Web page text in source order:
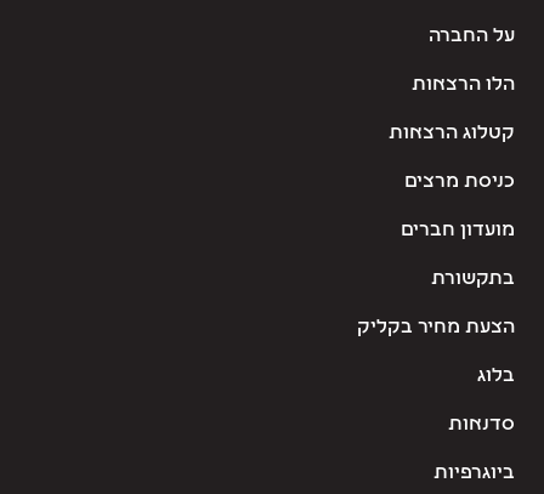
על החברה
הלו הרצאות
קטלוג הרצאות
כניסת מרצים
מועדון חברים
בתקשורת
הצעת מחיר בקליק
בלוג
סדנאות
ביוגרפיות